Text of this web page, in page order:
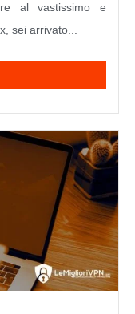
al vastissimo e
sei arrivato...